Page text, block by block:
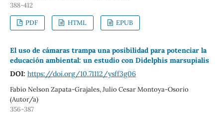
388-412
PDF HTML EPUB
El uso de cámaras trampa una posibilidad para potenciar la
educación ambiental: un estudio con Didelphis marsupialis
DOI: https://doi.org/10.71112/ysff3g06
Fabio Nelson Zapata-Grajales, Julio Cesar Montoya-Osorio
(Autor/a)
356-387